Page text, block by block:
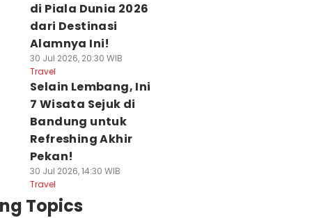
di Piala Dunia 2026
dari Destinasi
Alamnya Ini!
30 Jul 2026, 20:30 WIB
Travel
Selain Lembang, Ini
7 Wisata Sejuk di
Bandung untuk
Refreshing Akhir
Pekan!
30 Jul 2026, 14:30 WIB
Travel
Topics